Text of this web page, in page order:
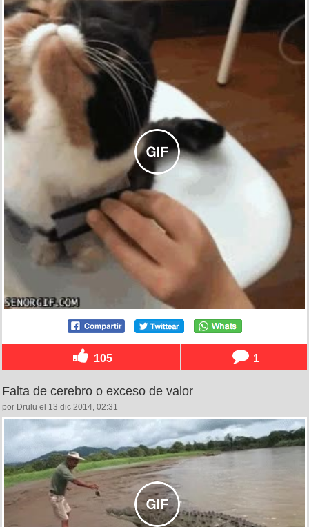
105 1
Falta de cerebro o exceso de valor
por Drulu el 13 dic 2014, 02:31